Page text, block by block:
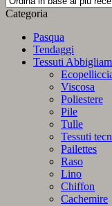
Categoria
Pasqua
Tendaggi
Tessuti
Viscosa
Poliestere
Pile
Tulle
Tessuti
Pailettes
Raso
Lino
Chiffon
Cachemire